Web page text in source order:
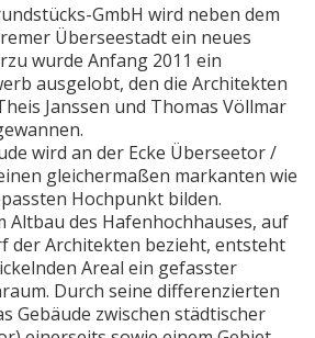
GmbH wird neben dem
Überseestadt ein neues
wurde Anfang 2011 ein
ausgelobt, den die Architekten
Janssen und Thomas Völlmar
wird an der Ecke Überseetor /
gleichermaßen markanten wie
Hochpunkt bilden.
Altbau des Hafenhochhauses, auf
der Architekten bezieht, entsteht
Areal ein gefasster
Durch seine differenzierten
Gebäude zwischen städtischer